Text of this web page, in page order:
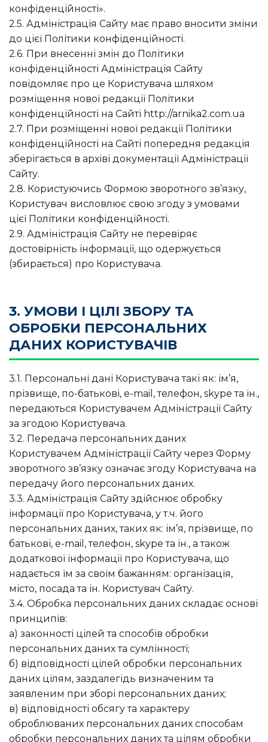
конфіденційності».
2.5. Адміністрація Сайту має право вносити зміни
до цієї Політики конфіденційності.
2.6. При внесенні змін до Політики
конфіденційності Адміністрація Сайту
повідомляє про це Користувача шляхом
розміщення нової редакції Політики
конфіденційності на Сайті http://arnika2.com.ua
2.7. При розміщенні нової редакції Політики
конфіденційності на Сайті попередня редакція
зберігається в архіві документації Адміністрації
Сайту.
2.8. Користуючись Формою зворотного зв’язку,
Користувач висловлює свою згоду з умовами
цієї Політики конфіденційності.
2.9. Адміністрація Сайту не перевіряє
достовірність інформації, що одержується
(збирається) про Користувача.
3. УМОВИ І ЦІЛІ ЗБОРУ ТА
ОБРОБКИ ПЕРСОНАЛЬНИХ
ДАНИХ КОРИСТУВАЧІВ
3.1. Персональні дані Користувача такі як: ім’я,
прізвище, по-батькові, e-mail, телефон, skype та ін.,
передаються Користувачем Адміністрації Сайту
за згодою Користувача.
3.2. Передача персональних даних
Користувачем Адміністрації Сайту через Форму
зворотного зв’язку означає згоду Користувача на
передачу його персональних даних.
3.3. Адміністрація Сайту здійснює обробку
інформації про Користувача, у т.ч. його
персональних даних, таких як: ім’я, прізвище, по
батькові, e-mail, телефон, skype та ін., а також
додаткової інформації про Користувача, що
надається їм за своїм бажанням: організація,
місто, посада та ін. Користувач Сайту.
3.4. Обробка персональних даних складає основі
принципів:
а) законності цілей та способів обробки
персональних даних та сумлінності;
б) відповідності цілей обробки персональних
даних цілям, заздалегідь визначеним та
заявленим при зборі персональних даних;
в) відповідності обсягу та характеру
оброблюваних персональних даних способам
обробки персональних даних та цілям обробки